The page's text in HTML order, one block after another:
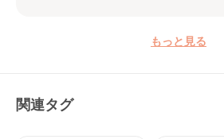
もっと見る
関連タグ